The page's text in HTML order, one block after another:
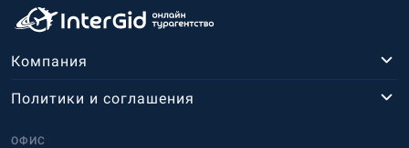
Компания
ОФИС
Политики и соглашения